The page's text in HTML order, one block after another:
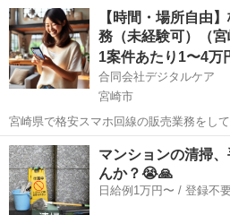
契約更新の条件 誓約違反、就業規則違反
健康上問題がある場合を考慮して判...
アルバイト・パート
【時間・場所自由
務（未経験可）（宮
1案件あたり1〜4万
合同会社デジタルケア
宮崎市
宮崎県で格安スマホ回線の販売業務をし
（他の地域の方はご相談ください。） 歩合制のお仕事なので、働く時
間・場所は自由とさせていただいております。 ノルマもない
楽にやるのもよし、全力で...
宮崎 宮崎市 時給
マンションの清掃
んか？😭🙏
日給例1万円